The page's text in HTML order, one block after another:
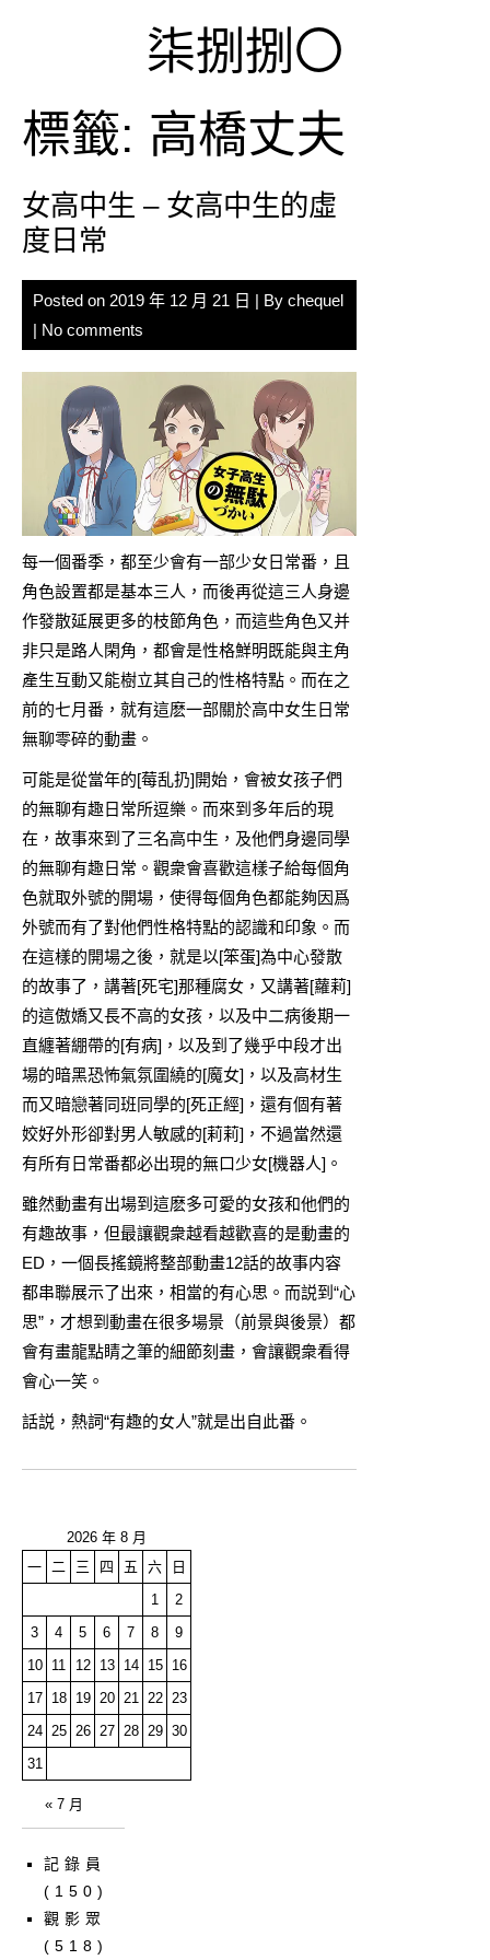
柒捌捌〇
標籤: 高橋丈夫
女高中生 – 女高中生的虛
度日常
Posted on 2019 年 12 月 21 日 | By chequel
| No comments
每一個番季，都至少會有一部少女日常番，且
角色設置都是基本三人，而後再從這三人身邊
作發散延展更多的枝節角色，而這些角色又并
非只是路人閑角，都會是性格鮮明既能與主角
產生互動又能樹立其自己的性格特點。而在之
前的七月番，就有這麽一部關於高中女生日常
無聊零碎的動畫。
可能是從當年的[莓乱扔]開始，會被女孩子們
的無聊有趣日常所逗樂。而來到多年后的現
在，故事來到了三名高中生，及他們身邊同學
的無聊有趣日常。觀衆會喜歡這樣子給每個角
色就取外號的開場，使得每個角色都能夠因爲
外號而有了對他們性格特點的認識和印象。而
在這樣的開場之後，就是以[笨蛋]為中心發散
的故事了，講著[死宅]那種腐女，又講著[蘿莉]
的這傲嬌又長不高的女孩，以及中二病後期一
直纏著綳帶的[有病]，以及到了幾乎中段才出
場的暗黑恐怖氣氛圍繞的[魔女]，以及高材生
而又暗戀著同班同學的[死正經]，還有個有著
姣好外形卻對男人敏感的[莉莉]，不過當然還
有所有日常番都必出現的無口少女[機器人]。
雖然動畫有出場到這麽多可愛的女孩和他們的
有趣故事，但最讓觀衆越看越歡喜的是動畫的
ED，一個長搖鏡將整部動畫12話的故事内容
都串聯展示了出來，相當的有心思。而説到“心
思”，才想到動畫在很多場景（前景與後景）都
會有畫龍點睛之筆的細節刻畫，會讓觀衆看得
會心一笑。
話説，熱詞“有趣的女人”就是出自此番。
2026 年 8 月
一 二 三 四 五 六
日
1
2
3
4 5 6 7 8
9
10
11 12 13 14 15
16
17
18 19 20 21 22 23
24 25 26 27 28 29 30
31
« 7 月
記錄員
(150)
觀影眾
(518)